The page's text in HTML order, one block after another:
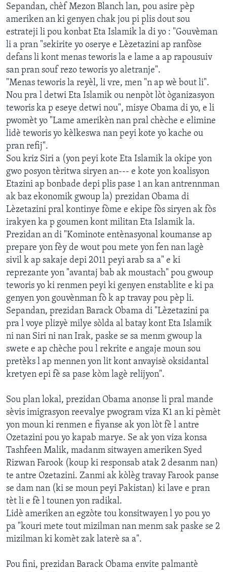
Sepandan, chèf Mezon Blanch lan, pou asire pèp
ameriken an ki genyen chak jou pi plis dout sou
estrateji li pou konbat Eta Islamik la di yo : "Gouvèman
li a pran "sekirite yo oserye e Lèzetazini ap ranfòse
defans li kont menas teworis la e lame a ap rapousuiv
san pran souf rezo teworis yo aletranje".
"Menas teworis la reyèl, li vre, men "n ap wè bout li".
Nou pra l detwi Eta Islamik ou nenpòt lòt òganizasyon
teworis ka p eseye detwi nou", misye Obama di yo, e li
pwomèt yo "Lame amerikèn nan pral chèche e elimine
lidè teworis yo kèlkeswa nan peyi kote yo kache ou
pran refij".
Sou kriz Siri a (yon peyi kote Eta Islamik la okipe yon
gwo posyon tèritwa siryen an--- e kote yon koalisyon
Etazini ap bonbade depi plis pase 1 an kan antrennman
ak baz ekonomik gwoup la) prezidan Obama di
Lèzetazini pral kontinye fòme e ekipe fòs siryen ak fòs
irakyen ka p goumen kont militan Eta Islamik la.
Prezidan an di "Kominote entènasyonal koumanse ap
prepare yon fèy de wout pou mete yon fen nan lagè
sivil k ap sakaje depi 2011 peyi arab sa a" e ki
reprezante yon "avantaj bab ak moustach" pou gwoup
teworis yo ki renmen peyi ki genyen enstablite e ki pa
genyen yon gouvènman fò k ap travay pou pèp li.
Sepandan, prezidan Barack Obama di "Lèzetazini pa
pra l voye plizyè milye sòlda al batay kont Eta Islamik
ni nan Siri ni nan Irak, paske se sa menm gwoup la
swete e ap chèche pou l rekrite e angaje moun sou
pretèks l ap mennen yon lit kont anvayisè oksidantal
kretyen epi fè sa pase kòm lagè relijyon".
Sou plan lokal, prezidan Obama anonse li pral mande
sèvis imigrasyon reevalye pwogram viza K1 an ki pèmèt
yon moun ki renmen e fiyanse ak yon lòt fè l antre
Ozetazini pou yo kapab marye. Se ak yon viza konsa
Tashfeen Malik, madanm sitwayen ameriken Syed
Rizwan Farook (koup ki responsab atak 2 desanm nan)
te antre Ozetazini. Zanmi ak kòlèg travay Farook panse
se dam nan (ki se moun peyi Pakistan) ki lave e pran
tèt li e fè l tounen yon radikal.
Lidè ameriken an egzòte tou konsitwayen l yo pou yo
pa "kouri mete tout mizilman nan menm sak paske se 2
mizilman ki komèt zak laterè sa a".
Pou fini, prezidan Barack Obama envite palmantè